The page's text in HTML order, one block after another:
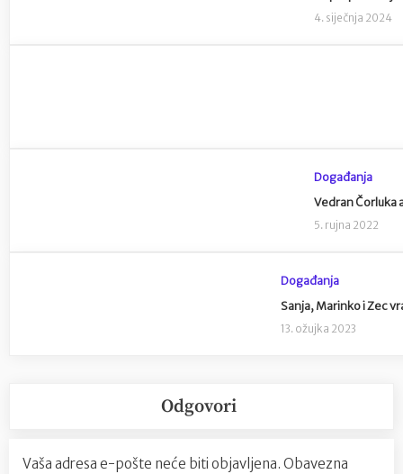
4. siječnja 2024
Događanja
Vedran Čorluka
5. rujna 2022
Događanja
Sanja, Marinko i Zec
13. ožujka 2023
Odgovori
Vaša adresa e-pošte neće biti objavljena. Obavezna